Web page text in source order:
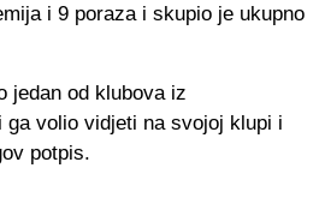
i 9 poraza i skupio je ukupno
jedan od klubova iz
ga volio vidjeti na svojoj klupi i
potpis.